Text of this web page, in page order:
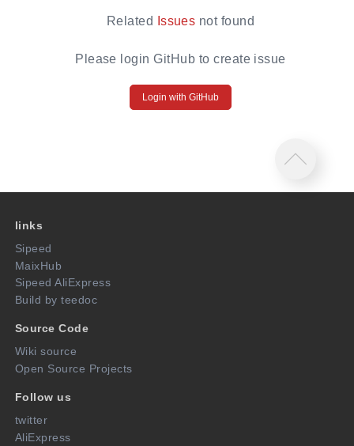
Related Issues not found
Please login GitHub to create issue
Login with GitHub
links
Sipeed
MaixHub
Sipeed AliExpress
Build by teedoc
Source Code
Wiki source
Open Source Projects
Follow us
twitter
AliExpress